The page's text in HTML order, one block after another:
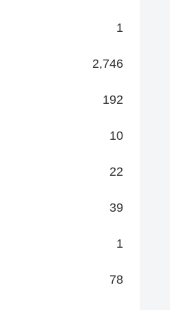
1
2,746
192
10
22
39
1
78